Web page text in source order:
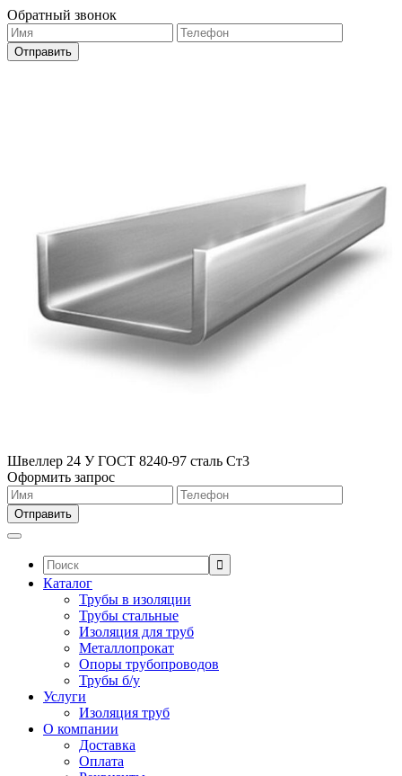
Обратный звонок
Швеллер 24 У ГОСТ 8240-97 сталь Ст3
Оформить запрос
Поиск:
Каталог
Трубы в изоляции
Трубы стальные
Изоляция для труб
Металлопрокат
Опоры трубопроводов
Трубы б/у
Услуги
Изоляция труб
О компании
Доставка
Оплата